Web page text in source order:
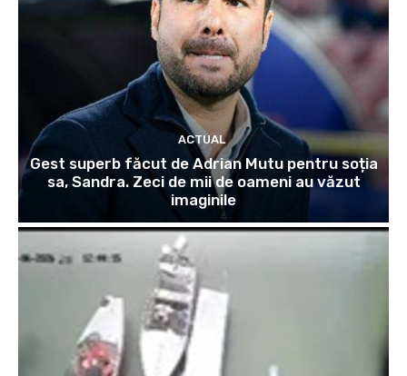
ACTUAL
Gest superb făcut de Adrian Mutu pentru soția
sa, Sandra. Zeci de mii de oameni au văzut
imaginile